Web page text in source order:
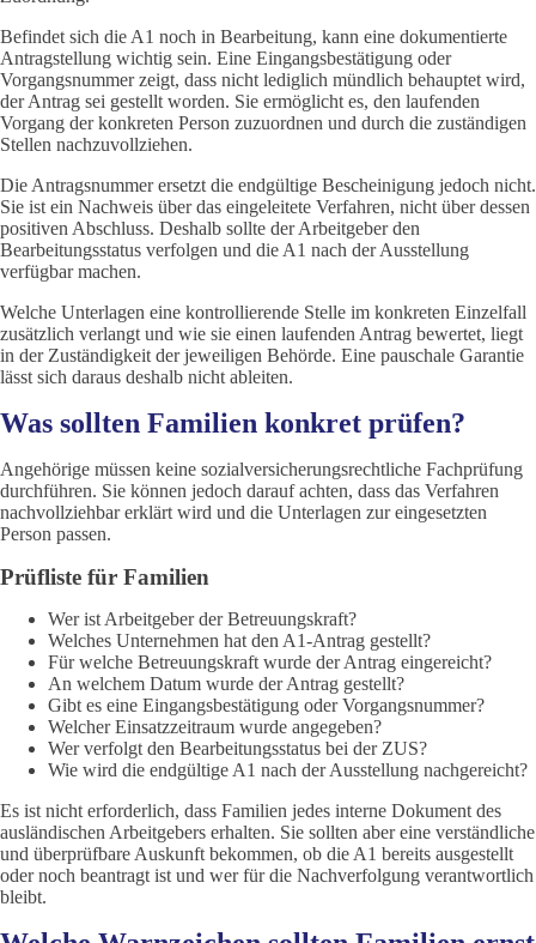
Befindet sich die A1 noch in Bearbeitung, kann eine dokumentierte
Antragstellung wichtig sein. Eine Eingangsbestätigung oder
Vorgangsnummer zeigt, dass nicht lediglich mündlich behauptet wird,
der Antrag sei gestellt worden. Sie ermöglicht es, den laufenden
Vorgang der konkreten Person zuzuordnen und durch die zuständigen
Stellen nachzuvollziehen.
Die Antragsnummer ersetzt die endgültige Bescheinigung jedoch nicht.
Sie ist ein Nachweis über das eingeleitete Verfahren, nicht über dessen
positiven Abschluss. Deshalb sollte der Arbeitgeber den
Bearbeitungsstatus verfolgen und die A1 nach der Ausstellung
verfügbar machen.
Welche Unterlagen eine kontrollierende Stelle im konkreten Einzelfall
zusätzlich verlangt und wie sie einen laufenden Antrag bewertet, liegt
in der Zuständigkeit der jeweiligen Behörde. Eine pauschale Garantie
lässt sich daraus deshalb nicht ableiten.
Was sollten Familien konkret prüfen?
Angehörige müssen keine sozialversicherungsrechtliche Fachprüfung
durchführen. Sie können jedoch darauf achten, dass das Verfahren
nachvollziehbar erklärt wird und die Unterlagen zur eingesetzten
Person passen.
Prüfliste für Familien
Wer ist Arbeitgeber der Betreuungskraft?
Welches Unternehmen hat den A1-Antrag gestellt?
Für welche Betreuungskraft wurde der Antrag eingereicht?
An welchem Datum wurde der Antrag gestellt?
Gibt es eine Eingangsbestätigung oder Vorgangsnummer?
Welcher Einsatzzeitraum wurde angegeben?
Wer verfolgt den Bearbeitungsstatus bei der ZUS?
Wie wird die endgültige A1 nach der Ausstellung nachgereicht?
Es ist nicht erforderlich, dass Familien jedes interne Dokument des
ausländischen Arbeitgebers erhalten. Sie sollten aber eine verständliche
und überprüfbare Auskunft bekommen, ob die A1 bereits ausgestellt
oder noch beantragt ist und wer für die Nachverfolgung verantwortlich
bleibt.